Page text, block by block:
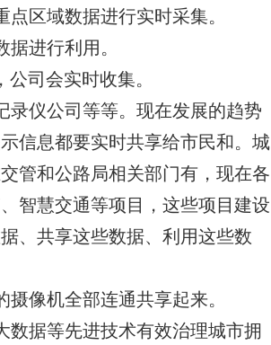
区域数据进行实时采集。
进行利用。
司会实时收集。
仪公司等等。现在发展的趋势
信息都要实时共享给市民和。城
管和公路局相关部门有，现在各
智慧交通等项目，这些项目建设
、共享这些数据、利用这些数
像机全部连通共享起来。
据等先进技术有效治理城市拥